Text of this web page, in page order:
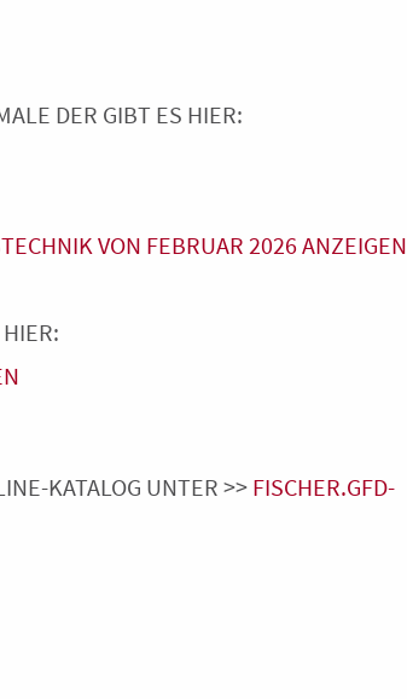
DER GIBT ES HIER:
VON FEBRUAR 2026 ANZEIGEN
KATALOG UNTER >> FISCHER.GFD-